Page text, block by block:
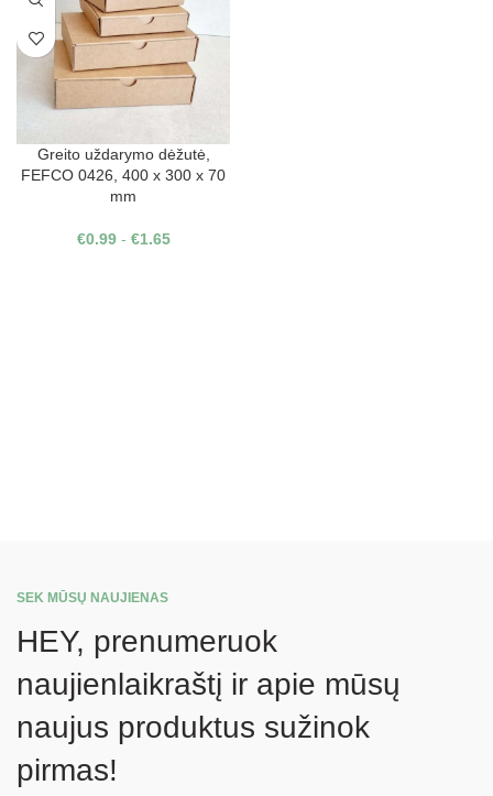
Greito uždarymo dėžutė,
FEFCO 0426, 400 x 300 x 70
mm
€0.99- €1.65
SEK MŪSŲ NAUJIENAS
HEY, prenumeruok
naujienlaikraštį ir apie mūsų
naujus produktus sužinok
pirmas!